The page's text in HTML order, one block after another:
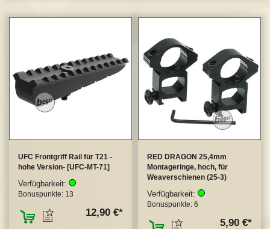
UFC Frontgriff Rail für T21 -
hohe Version- [UFC-MT-71]
Verfügbarkeit:
Bonuspunkte: 13
ZUM MERKZETTEL HINZUFÜGEN
12,90 €
RED DRAGON 25,4mm
Montageringe, hoch, für
Weaverschienen (25-3)
Verfügbarkeit:
Bonuspunkte: 6
ZUM 5,90 €